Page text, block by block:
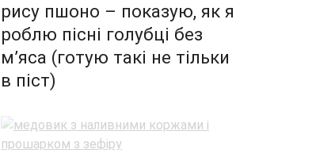
рису пшоно – показую, як я
роблю пісні голубці без
м’яса (готую такі не тільки
в піст)